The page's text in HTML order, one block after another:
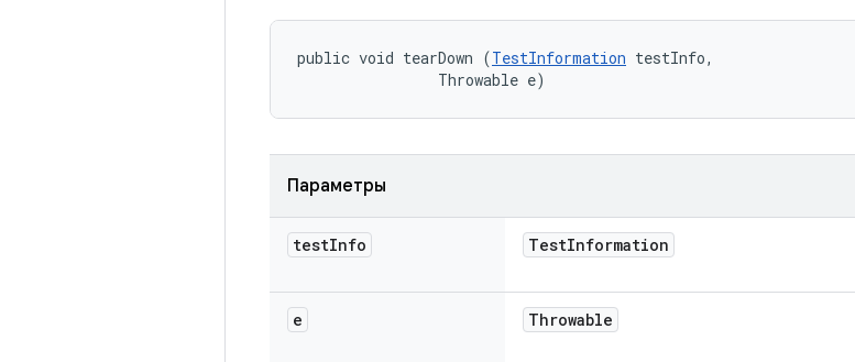
public void tearDown (TestInformation testInfo,
                Throwable e)
Параметры
testInfo TestInformation
e Throwable